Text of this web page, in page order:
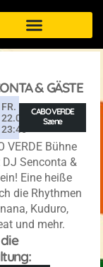
& GÄSTE
FR.
22.08
23:45
CABO VERDE
Szene
VERDE Bühne
Senconta &
Eine heiße
die Rhythmen
Kuduro,
und mehr.